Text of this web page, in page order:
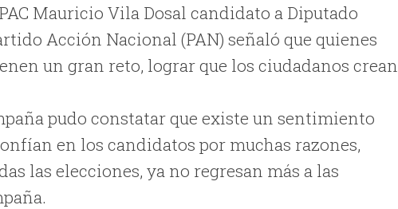
Mauricio Vila Dosal candidato a Diputado
Acción Nacional (PAN) señaló que quienes
un gran reto, lograr que los ciudadanos crean
pudo constatar que existe un sentimiento
en los candidatos por muchas razones,
las elecciones, ya no regresan más a las